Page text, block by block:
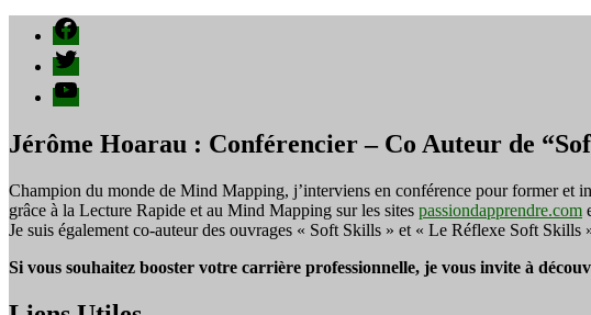
Facebook
Twitter
YouTube
Jérôme Hoarau : Conférencier – Co Auteur de
Champion du monde de Mind Mapping, j’interviens en conférence pour former et
grâce à la Lecture Rapide et au Mind Mapping sur les sites passiondapprendre.com
Je suis également co-auteur des ouvrages « Soft Skills » et « Le Réflexe Soft
Si vous souhaitez booster votre carrière professionnelle, je vous invite à